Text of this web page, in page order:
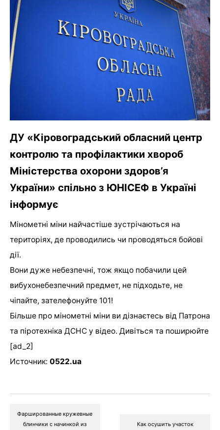
ДУ «Кіровоградський обласний центр
контролю та профілактики хвороб
Міністерства охорони здоров’я
України» спільно з ЮНІСЕФ в Україні
інформує
Мінометні міни найчастіше зустрічаються на
територіях, де проводились чи проводяться бойові
дії.
Вони дуже небезпечні, тож якщо побачили цей
вибухонебезпечний предмет, не підходьте, не
чіпайте, зателефонуйте 101!
Більше про мінометні міни ви дізнаєтесь від Патрона
та піротехніка ДСНС у відео. Дивіться та поширюйте
[ad_2]
Источник: 0522.ua
Фаршированные кружевные
блинчики с начинкой из
Как осушить участок